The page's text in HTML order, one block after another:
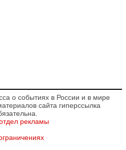
о событиях в России и в мире
сайта гиперссылка
рекламы